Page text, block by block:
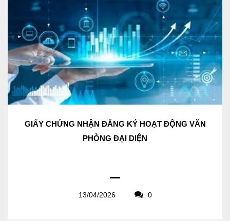
GIẤY CHỨNG NHẬN ĐĂNG KÝ HOẠT ĐỘNG VĂN
PHÒNG ĐẠI DIỆN
13/04/2026 0